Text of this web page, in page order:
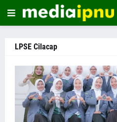
LPSE Cilacap